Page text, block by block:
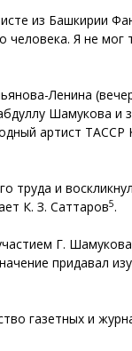
из Башкирии
человека. Я не
Ленина
Шамукова и
артист
и
К. З. Саттаров5.
Г.
придавал
газетных и